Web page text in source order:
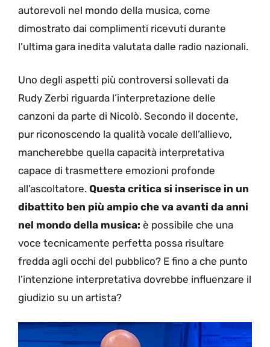
autorevoli nel mondo della musica, come
dimostrato dai complimenti ricevuti durante
l’ultima gara inedita valutata dalle radio nazionali.
Uno degli aspetti più controversi sollevati da
Rudy Zerbi riguarda l’interpretazione delle
canzoni da parte di Nicolò. Secondo il docente,
pur riconoscendo la qualità vocale dell’allievo,
mancherebbe quella capacità interpretativa
capace di trasmettere emozioni profonde
all’ascoltatore. Questa critica si inserisce in un
dibattito ben più ampio che va avanti da anni
nel mondo della musica: è possibile che una
voce tecnicamente perfetta possa risultare
fredda agli occhi del pubblico? E fino a che punto
l’intenzione interpretativa dovrebbe influenzare il
giudizio su un artista?